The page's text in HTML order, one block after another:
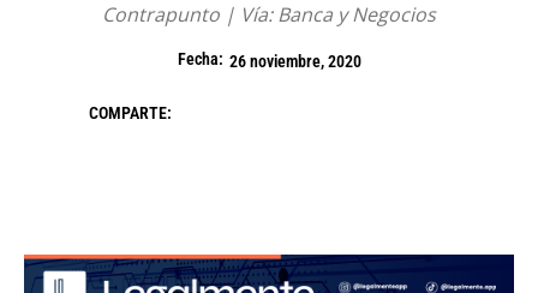
Contrapunto | Vía: Banca y Negocios
Fecha: 26 noviembre, 2020
COMPARTE: